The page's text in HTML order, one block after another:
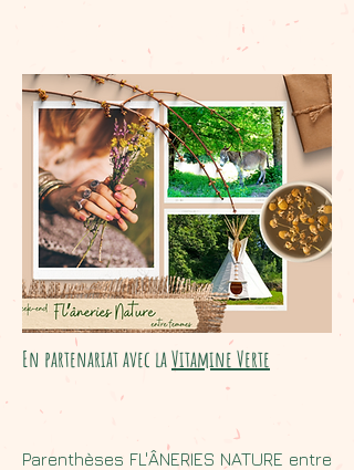
Fl'âneries nature ENTRE FEMMES
En partenariat avec laVitamine Verte
Parenthèses FL'ÂNERIES NATURE entre